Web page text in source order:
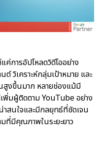
ค่การอัปโหลดวิดีโออย่าง
วิเคราะห์กลุ่มเป้าหมาย และ
นสูงขึ้นมาก หลายช่องแม้มี
เพิ่มผู้ติดตาม YouTube อย่าง
สนใจและมีกลยุทธ์ที่ชัดเจน
มที่มีคุณภาพในระยะยาว